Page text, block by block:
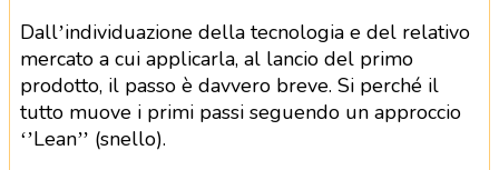
Dall’individuazione della tecnologia e del relativo
mercato a cui applicarla, al lancio del primo
prodotto, il passo è davvero breve. Si perché il
tutto muove i primi passi seguendo un approccio
‘’Lean’’ (snello).